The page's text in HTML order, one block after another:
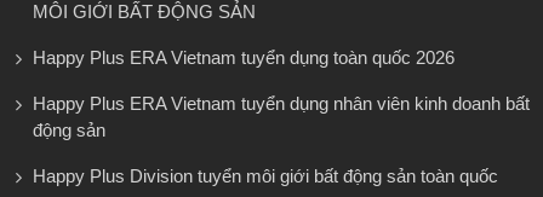
MÔI GIỚI BẤT ĐỘNG SẢN
Happy Plus ERA Vietnam tuyển dụng toàn quốc 2026
Happy Plus ERA Vietnam tuyển dụng nhân viên kinh doanh bất
động sản
Happy Plus Division tuyển môi giới bất động sản toàn quốc